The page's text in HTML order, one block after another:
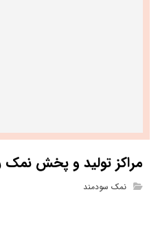
مراکز تولید و پخش نمک
نمک سودمند